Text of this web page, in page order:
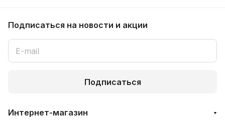
Подписаться на новости и акции
Подписаться
Интернет-магазин